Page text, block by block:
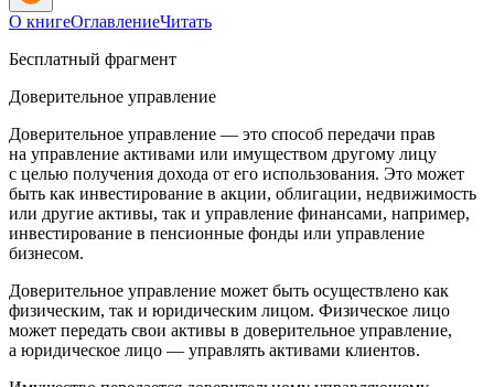
О книгеОглавлениеЧитать
Бесплатный фрагмент
Доверительное управление
Доверительное управление — это способ передачи прав
на управление активами или имуществом другому лицу
с целью получения дохода от его использования. Это может
быть как инвестирование в акции, облигации, недвижимость
или другие активы, так и управление финансами, например,
инвестирование в пенсионные фонды или управление
бизнесом.
Доверительное управление может быть осуществлено как
физическим, так и юридическим лицом. Физическое лицо
может передать свои активы в доверительное управление,
а юридическое лицо — управлять активами клиентов.